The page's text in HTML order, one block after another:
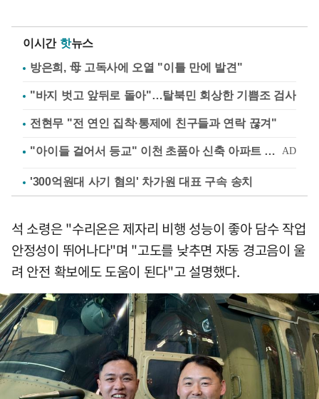
이시간 핫뉴스
방은희, 母 고독사에 오열 "이틀 만에 발견"
"바지 벗고 앞뒤로 돌아"…탈북민 회상한 기쁨조 검사
전현무 "전 연인 집착·통제에 친구들과 연락 끊겨"
'300억원대 사기 혐의' 차가원 대표 구속 송치
석 소령은 "수리온은 제자리 비행 성능이 좋아 담수 작업
안정성이 뛰어나다"며 "고도를 낮추면 자동 경고음이 울
려 안전 확보에도 도움이 된다"고 설명했다.